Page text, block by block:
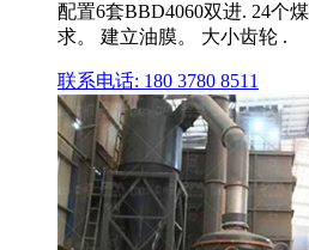
配置6套BBD4060双进. 24个
求。 建立油膜。 大小齿轮 .
联系电话: 180 3780 8511